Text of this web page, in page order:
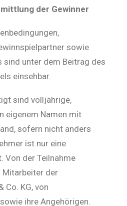
der Gewinner
sowie
sind unter dem Beitrag des
einsehbar.
sind volljährige,
eigenem Namen mit
sofern nicht anders
ist nur eine
Von der Teilnahme
Mitarbeiter der
Co. KG, von
ihre Angehörigen.